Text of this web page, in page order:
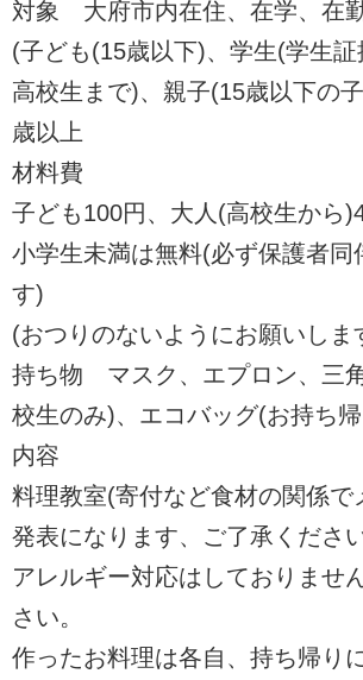
対象 大府市内在住、在学、在
(子ども(15歳以下)、学生(学生証
高校生まで)、親子(15歳以下の
歳以上
材料費
子ども100円、大人(高校生から
小学生未満は無料(必ず保護者同
す)
(おつりのないようにお願いしま
持ち物 マスク、エプロン、三
校生のみ)、エコバッグ(お持ち
内容
料理教室(寄付など食材の関係で
発表になります、ご了承くださ
アレルギー対応はしておりませ
さい。
作ったお料理は各自、持ち帰り